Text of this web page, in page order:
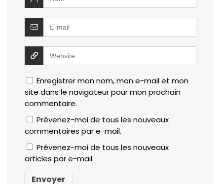
Enregistrer mon nom, mon e-mail et mon
site dans le navigateur pour mon prochain
commentaire.
Prévenez-moi de tous les nouveaux
commentaires par e-mail.
Prévenez-moi de tous les nouveaux
articles par e-mail.